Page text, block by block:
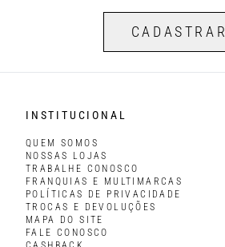
CADASTRAR
INSTITUCIONAL
QUEM SOMOS
NOSSAS LOJAS
TRABALHE CONOSCO
FRANQUIAS E MULTIMARCAS
POLÍTICAS DE PRIVACIDADE
TROCAS E DEVOLUÇÕES
MAPA DO SITE
FALE CONOSCO